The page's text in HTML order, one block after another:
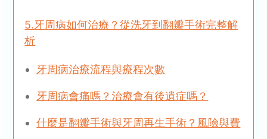
5.牙周病如何治療？從洗牙到翻瓣手術完整解
析
牙周病治療流程與療程次數
牙周病會痛嗎？治療會有後遺症嗎？
什麼是翻瓣手術與牙周再生手術？風險與費